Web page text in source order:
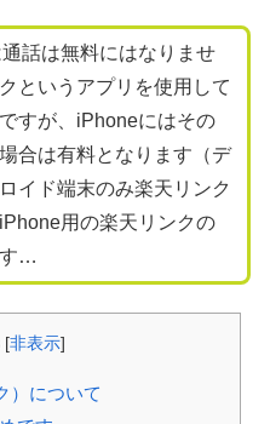
話は無料にはなりませ
というアプリを使用して
すが、iPhoneにはその
合は有料となります（デ
イド端末のみ楽天リンク
用の楽天リンクの
す…
[非表示]
）について